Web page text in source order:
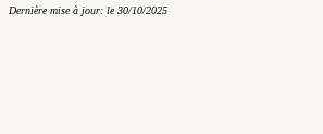
Dernière mise à jour: le 30/10/2025